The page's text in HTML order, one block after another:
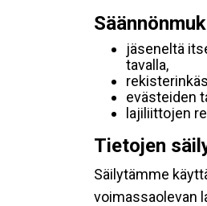
jäseneltä
tavalla,
evästeiden
lajiliittojen
Tietojen
Säilytämme
voimassaolevan